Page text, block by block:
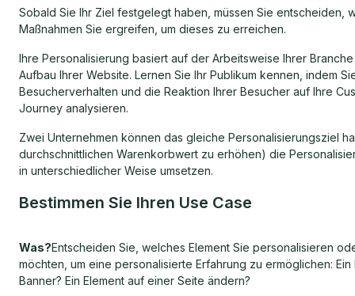
Sobald Sie Ihr Ziel festgelegt haben, müssen Sie entscheiden,
Maßnahmen Sie ergreifen, um dieses zu erreichen.
Ihre Personalisierung basiert auf der Arbeitsweise Ihrer
Aufbau Ihrer Website. Lernen Sie Ihr Publikum kennen, indem
Besucherverhalten und die Reaktion Ihrer Besucher auf Ihre
Journey analysieren.
Zwei Unternehmen können das gleiche Personalisierungsziel
durchschnittlichen Warenkorbwert zu erhöhen) die
in unterschiedlicher Weise umsetzen.
Bestimmen Sie Ihren Use Case
Was?Entscheiden Sie, welches Element Sie personalisieren
möchten, um eine personalisierte Erfahrung zu ermöglichen: Ein
Banner? Ein Element auf einer Seite ändern?